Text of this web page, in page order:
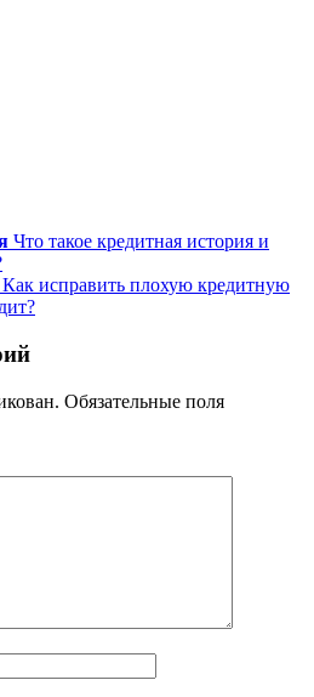
Что такое кредитная история и
Как исправить плохую кредитную
Обязательные поля